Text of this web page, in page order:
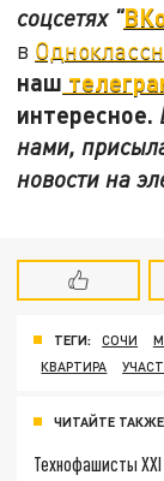
соцсетях "
в
наш
интересное.
нами,
новости на
ТЕГИ: СОЧИ
КВАРТИРА
ЧИТАЙТЕ
Технофашисты XXI